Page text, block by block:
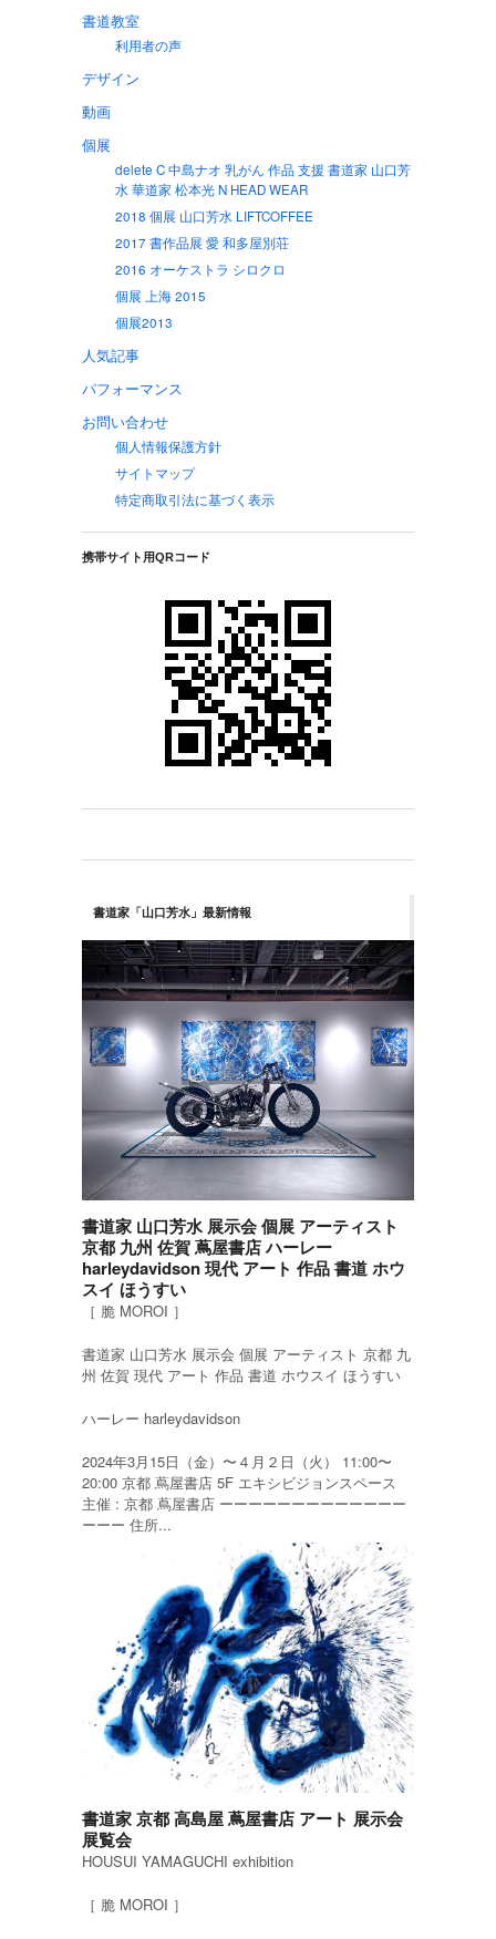
書道教室
利用者の声
デザイン
動画
個展
delete C 中島ナオ 乳がん 作品 支援 書道家 山口芳
水 華道家 松本光 N HEAD WEAR
2018 個展 山口芳水 LIFTCOFFEE
2017 書作品展 愛 和多屋別荘
2016 オーケストラ シロクロ
個展 上海 2015
個展2013
人気記事
パフォーマンス
お問い合わせ
個人情報保護方針
サイトマップ
特定商取引法に基づく表示
携帯サイト用QRコード
書道家「山口芳水」最新情報
書道家 山口芳水 展示会 個展 アーティスト
京都 九州 佐賀 蔦屋書店 ハーレー
harleydavidson 現代 アート 作品 書道 ホウ
スイ ほうすい
［ 脆 MOROI ］
書道家 山口芳水 展示会 個展 アーティスト 京都 九
州 佐賀 現代 アート 作品 書道 ホウスイ ほうすい
ハーレー harleydavidson
2024年3月15日（金）〜４月２日（火） 11:00〜
20:00 京都 蔦屋書店 5F エキシビジョンスペース
主催 : 京都 蔦屋書店 ーーーーーーーーーーーーー
ーーー 住所...
書道家 京都 高島屋 蔦屋書店 アート 展示会
展覧会
HOUSUI YAMAGUCHI exhibition
［ 脆 MOROI ］